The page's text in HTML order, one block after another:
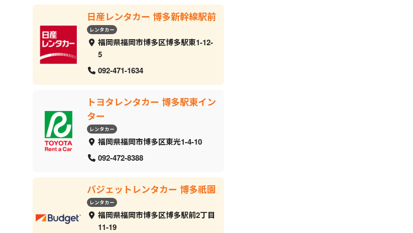
日産レンタカー 博多新幹線駅前
レンタカー
福岡県福岡市博多区博多駅東1-12-
5
092-471-1634
トヨタレンタカー 博多駅東イン
ター
レンタカー
福岡県福岡市博多区東光1-4-10
092-472-8388
バジェットレンタカー 博多祇園
レンタカー
福岡県福岡市博多区博多駅前2丁目
11-19